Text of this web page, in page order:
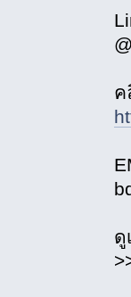
ค
ดู